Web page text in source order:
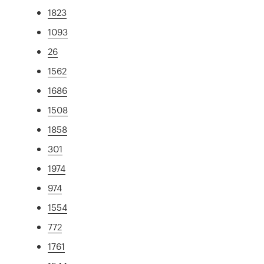
1823
1093
26
1562
1686
1508
1858
301
1974
974
1554
772
1761